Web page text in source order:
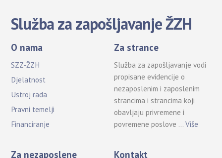
Služba za zapošljavanje ŽZH
O nama
SZZ-ŽZH
Djelatnost
Ustroj rada
Pravni temelji
Financiranje
Za strance
Služba za zapošljavanje vodi
propisane evidencije o
nezaposlenim i zaposlenim
strancima i strancima koji
obavljaju privremene i
povremene poslove …Više
Za nezaposlene Kontakt